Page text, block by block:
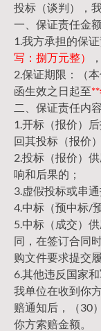
投标（谈判），
一、保证责任金
1.我方承担的保
写：捌万元整）
2.保证期限：（
函生效之日起至
二、保证责任内容
1.开标（报价）
回其投标（报价
2.投标（报价）
响和后果的；
3.虚假投标或串通
4.中标（预中标/
5.中标（成交）
同，在签订合同
购文件要求提交
6.其他违反国家
我单位在收到你
赔通知后，（30
你方索赔金额。